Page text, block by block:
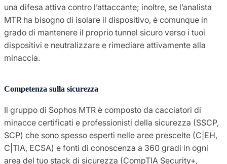
SophosLabs
Il team di Sophos MTR ha una
linea diretta con i SophosLabs
per raccogliere i dati più
una difesa attiva contro l’attaccante; inoltre, se l’analista
MTR ha bisogno di isolare il dispositivo, è comunque in
grado di mantenere il proprio tunnel sicuro verso i tuoi
dispositivi e neutralizzare e rimediare attivamente alla
minaccia.
Competenza sulla sicurezza
Il gruppo di Sophos MTR è composto da cacciatori di
minacce certificati e professionisti della sicurezza (SSCP,
SCP) che sono spesso esperti nelle aree prescelte (C|EH,
C|TIA, ECSA) e fonti di conoscenza a 360 gradi in ogni
area del tuo stack di sicurezza (CompTIA Security+,